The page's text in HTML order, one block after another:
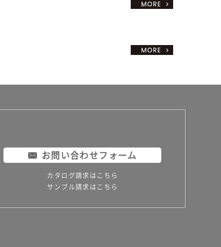
お問い合わせフォーム
カタログ請求はこちら
サンプル請求はこちら